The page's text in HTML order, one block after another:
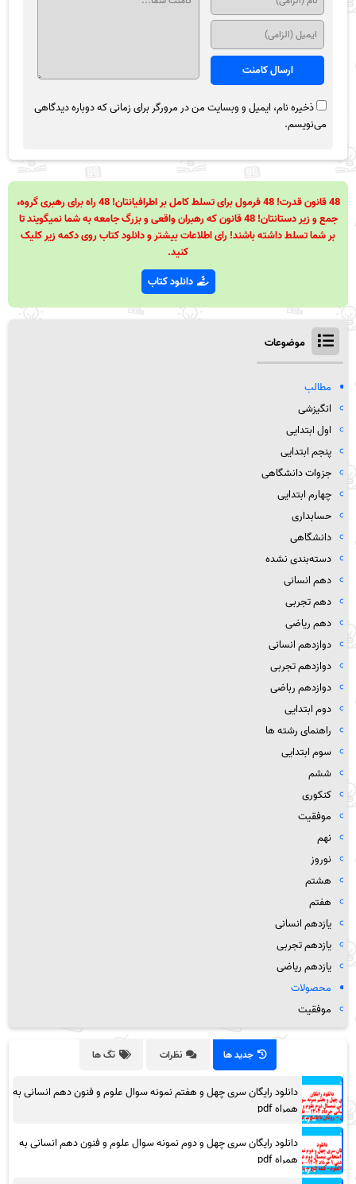
ذخیره نام، ایمیل و وبسایت من در مرورگر برای زمانی که دوباره دیدگاهی
می‌نویسم.
48 قانون قدرت! 48 فرمول برای تسلط کامل بر اطرافیانتان! 48 راه برای رهبری گروه،
جمع و زیر دستانتان! 48 قانون که رهبران واقعی و بزرگ جامعه به شما نمیگویند تا
بر شما تسلط داشته باشند! رای اطلاعات بیشتر و دانلود کتاب روی دکمه زیر کلیک
کنید.
دانلود کتاب
موضوعات
مطالب
انگیزشی
اول ابتدایی
پنجم ابتدایی
جزوات دانشگاهی
چهارم ابتدایی
حسابداری
دانشگاهی
دسته‌بندی نشده
دهم انسانی
دهم تجربی
دهم ریاضی
دوازدهم انسانی
دوازدهم تجربی
دوازدهم رباضی
دوم ابتدایی
راهنمای رشته ها
سوم ابتدایی
ششم
کنکوری
موفقیت
نهم
نوروز
هشتم
هفتم
یازدهم انسانی
یازدهم تجربی
یازدهم ریاضی
محصولات
موفقیت
جدید ها نظرات تگ ها
دانلود رایگان سری چهل و هفتم نمونه سوال علوم و فنون دهم انسانی به
همراه pdf
دانلود رایگان سری چهل و دوم نمونه سوال علوم و فنون دهم انسانی به
همراه pdf